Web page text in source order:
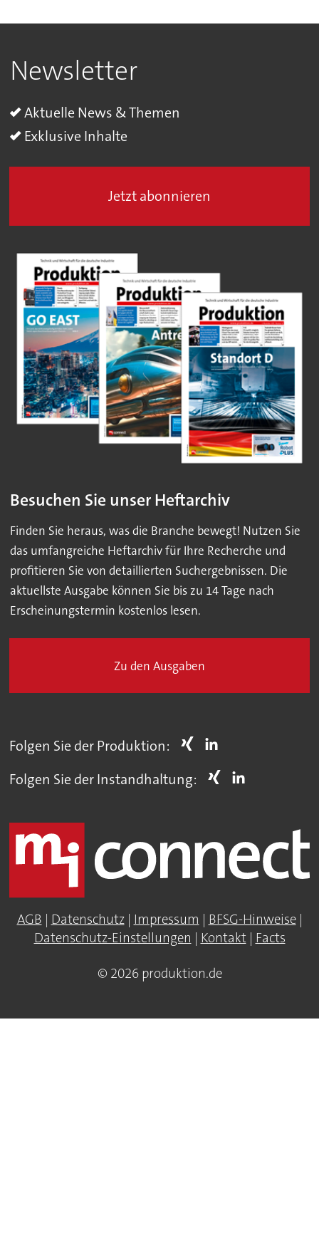
Newsletter
Aktuelle News & Themen
Exklusive Inhalte
Jetzt abonnieren
Besuchen Sie unser Heftarchiv
Finden Sie heraus, was die Branche bewegt! Nutzen Sie
das umfangreiche Heftarchiv für Ihre Recherche und
profitieren Sie von detaillierten Suchergebnissen. Die
aktuellste Ausgabe können Sie bis zu 14 Tage nach
Erscheinungstermin kostenlos lesen.
Zu den Ausgaben
Folgen Sie der Produktion:
Folgen Sie der Instandhaltung:
AGB | Datenschutz| Impressum | BFSG-Hinweise|
Datenschutz-Einstellungen | Kontakt| Facts
© 2026 produktion.de